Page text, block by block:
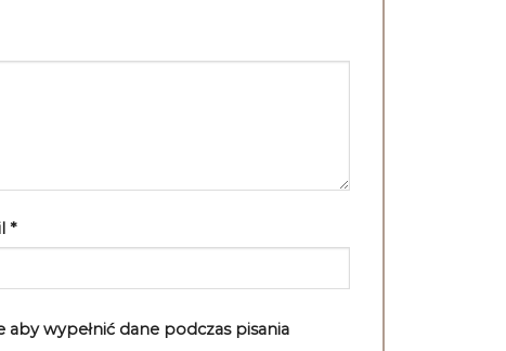
*
wypełnić dane podczas pisania